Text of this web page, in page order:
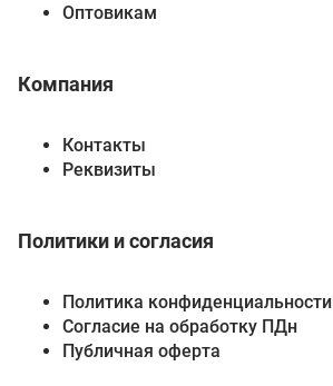
Оптовикам
Компания
Контакты
Реквизиты
Политики и согласия
Политика конфиденциальности
Согласие на обработку ПДн
Публичная оферта